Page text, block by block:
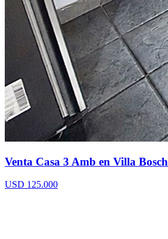
Venta Casa 3 Amb en Villa Bosch
USD 125.000